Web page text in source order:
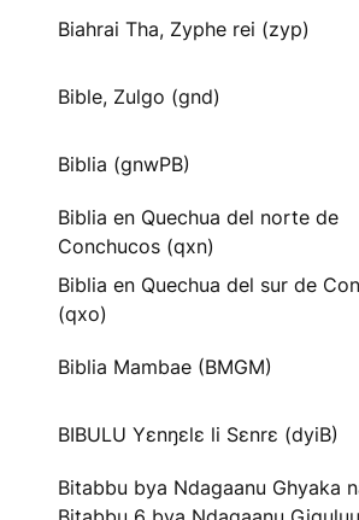
Biahrai Tha, Zyphe rei (zyp)
Bible, Zulgo (gnd)
Biblia (gnwPB)
Biblia en Quechua del norte de
Conchucos (qxn)
Biblia en Quechua del sur de
(qxo)
Biblia Mambae (BMGM)
BIBULU Yɛnŋɛlɛ li Sɛnrɛ (dyiB)
Bitabbu bya Ndagaanu Ghyaka